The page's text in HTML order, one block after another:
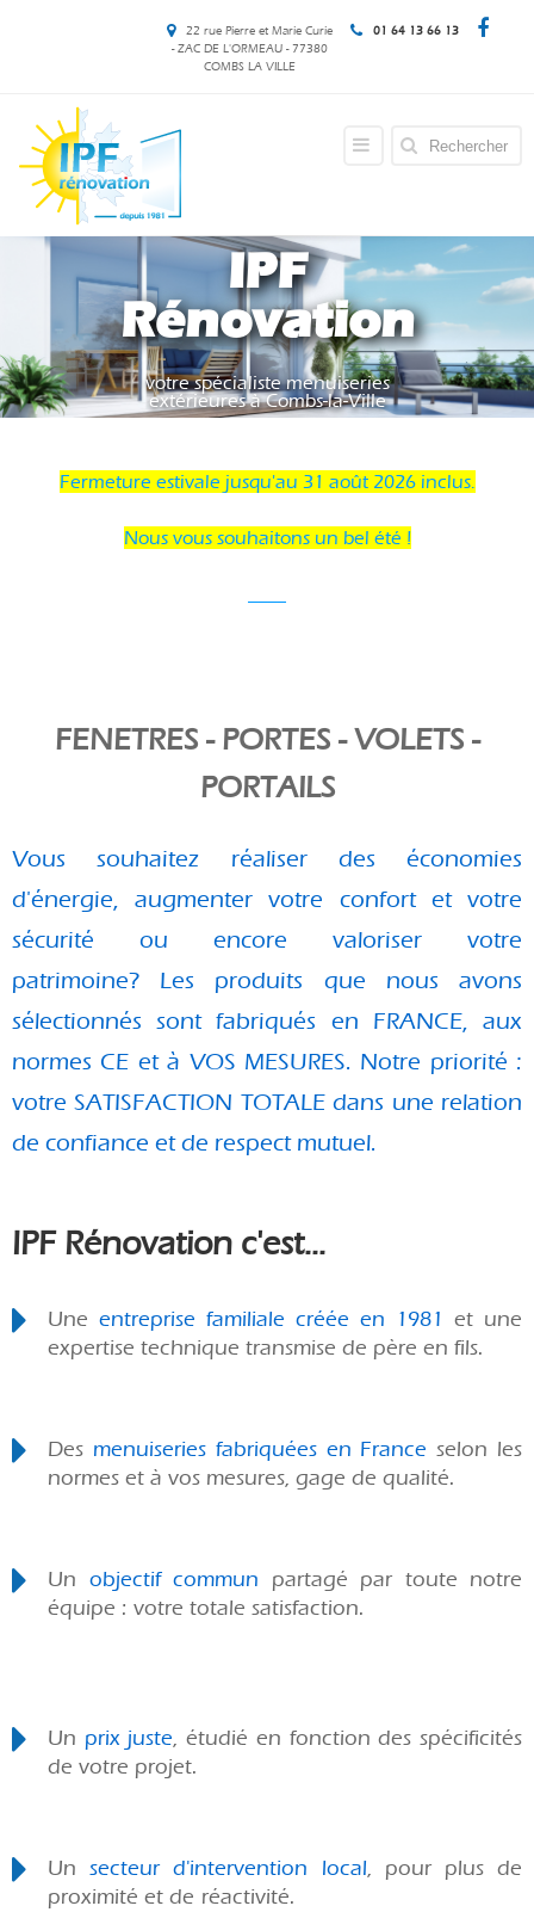
01 64 13 66 13
22 rue Pierre et Marie Curie
- ZAC DE L'ORMEAU - 77380
COMBS LA VILLE
IPF
Rénovation
votre spécialiste menuiseries
extérieures à Combs-la-Ville
Fermeture estivale jusqu'au 31 août 2026 inclus.
Nous vous souhaitons un bel été !
FENETRES - PORTES - VOLETS -
PORTAILS
Vous souhaitez réaliser des économies
d'énergie, augmenter votre confort et votre
sécurité ou encore valoriser votre
patrimoine? Les produits que nous avons
sélectionnés sont fabriqués en FRANCE, aux
normes CE et à VOS MESURES. Notre priorité :
votre SATISFACTION TOTALE dans une relation
de confiance et de respect mutuel.
IPF Rénovation c'est...
Une entreprise familiale créée en 1981 et une
expertise technique transmise de père en fils.
Des menuiseries fabriquées en France selon les
normes et à vos mesures, gage de qualité.
Un objectif commun partagé par toute notre
équipe : votre totale satisfaction.
Un prix juste, étudié en fonction des spécificités
de votre projet.
Unsecteur d'intervention local, pour plus de
proximité et de réactivité.